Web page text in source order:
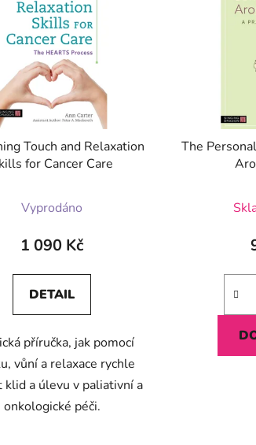
Touch and Relaxation
for Cancer Care
Vyprodáno
1 090 Kč
DETAIL
příručka, jak pomocí
vůní a relaxace rychle
klid a úlevu v paliativní a
onkologické péči.
The